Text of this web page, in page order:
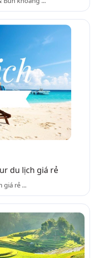
du lịch giá rẻ
giá rẻ ...